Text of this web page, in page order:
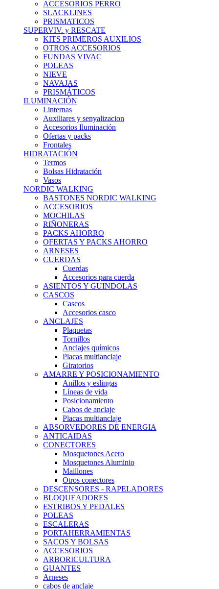
ACCESORIOS PERRO
SLACKLINES
PRISMATICOS
SUPERVIV. y RESCATE
KITS PRIMEROS AUXILIOS
OTROS ACCESORIOS
FUNDAS VIVAC
POLEAS
NIEVE
NAVAJAS
PRISMÁTICOS
ILUMINACIÓN
Linternas
Auxiliares y senyalizacion
Accesorios Iluminación
Ofertas y packs
Frontales
HIDRATACIÓN
Termos
Bolsas Hidratación
Vasos
NORDIC WALKING
BASTONES NORDIC WALKING
ACCESORIOS
MOCHILAS
RIÑONERAS
PACKS AHORRO
OFERTAS Y PACKS AHORRO
ARNESES
CUERDAS
Cuerdas
Accesorios para cuerda
ASIENTOS Y GUINDOLAS
CASCOS
Cascos
Accesorios casco
ANCLAJES
Plaquetas
Tornillos
Anclajes químicos
Placas multianclaje
Giratorios
AMARRE Y POSICIONAMIENTO
Anillos y eslingas
Líneas de vida
Posicionamiento
Cabos de anclaje
Placas multianclaje
ABSORVEDORES DE ENERGIA
ANTICAIDAS
CONECTORES
Mosquetones Acero
Mosquetones Aluminio
Maillones
Otros conectores
DESCENSORES - RAPELADORES
BLOQUEADORES
ESTRIBOS Y PEDALES
POLEAS
ESCALERAS
PORTAHERRAMIENTAS
SACOS Y BOLSAS
ACCESORIOS
ARBORICULTURA
GUANTES
Arneses
cabos de anclaje